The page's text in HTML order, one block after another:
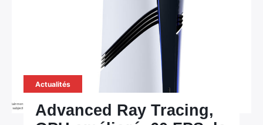
Actualités
Advanced Ray Tracing,